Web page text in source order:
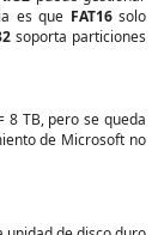
es que FAT16solo
soporta particiones
8 TB, pero se queda
de Microsoft no